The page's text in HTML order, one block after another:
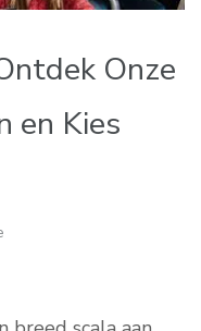
Onze
en Kies